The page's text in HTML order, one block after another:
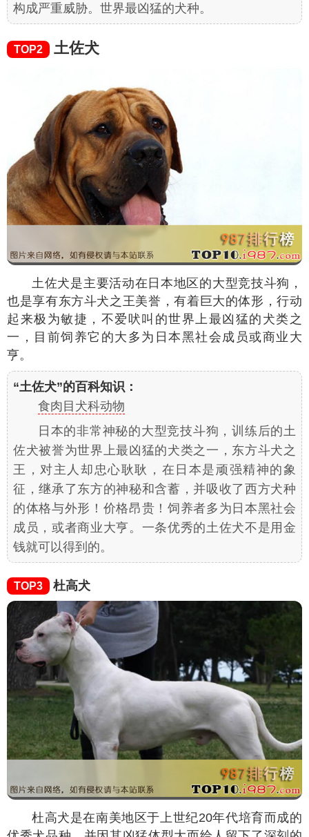
构成严重威胁。世界最凶猛的犬种。
TOP2 土佐犬
土佐犬是主要活动在日本地区的大型竞技斗狗，
也是享有东方斗犬之王美誉，有着巨大的体形，行动
起来极为敏捷，不爱吠叫的世界上最凶猛的犬类之
一，目前饲养它的大多为日本黑社会成员或商业大
亨。
“土佐犬”的百科知识：
食肉目犬科动物
日本的非常神秘的大型竞技斗狗，训练后的土
佐犬被誉为世界上最凶猛的犬类之一，东方斗犬之
王，对主人却忠心耿耿，在日本是顽强精神的象
征，继承了东方的神秘和含蓄，并吸收了西方犬种
的体格与外形！价格昂贵！饲养者多为日本黑社会
成员，或者商业大亨。一条优秀的土佐犬不是用金
钱就可以得到的。
TOP3 杜高犬
杜高犬是在南美地区于上世纪20年代培育而成的